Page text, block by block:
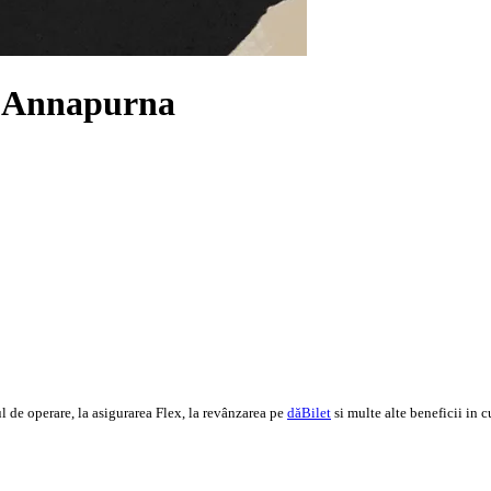
Annapurna
operare, la asigurarea Flex, la revânzarea pe dăBilet si multe alte beneficii in